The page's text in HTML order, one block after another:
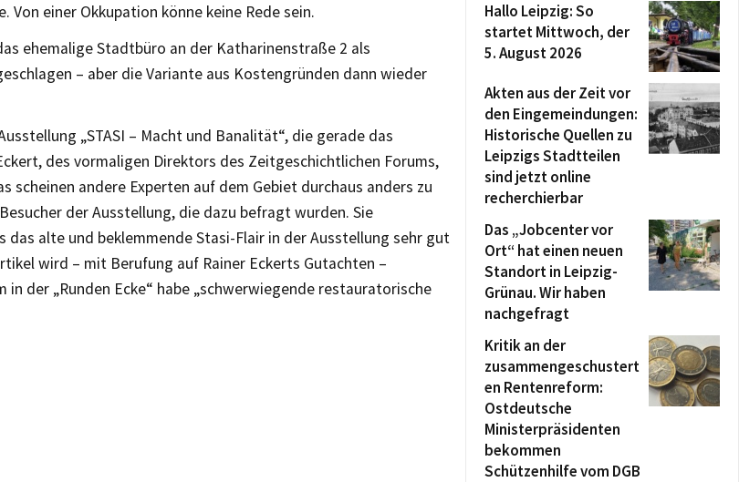
Von einer Okkupation könne keine Rede sein.
ehemalige Stadtbüro an der Katharinenstraße 2 als
– aber die Variante aus Kostengründen dann wieder
„STASI – Macht und Banalität“, die gerade das
des vormaligen Direktors des Zeitgeschichtlichen Forums,
scheinen andere Experten auf dem Gebiet durchaus anders zu
der Ausstellung, die dazu befragt wurden. Sie
das alte und beklemmende Stasi-Flair in der Ausstellung sehr gut
wird – mit Berufung auf Rainer Eckerts Gutachten –
in der „Runden Ecke“ habe „schwerwiegende restauratorische
Hallo Leipzig: So
startet Mittwoch, der
5. August 2026
Akten aus der Zeit vor
den Eingemeindungen:
Historische Quellen zu
Leipzigs Stadtteilen
sind jetzt online
recherchierbar
Das „Jobcenter vor
Ort“ hat einen neuen
Standort in Leipzig-
Grünau. Wir haben
nachgefragt
Kritik an der
zusammengeschustert
en Rentenreform:
Ostdeutsche
Ministerpräsidenten
bekommen
Schützenhilfe vom DGB